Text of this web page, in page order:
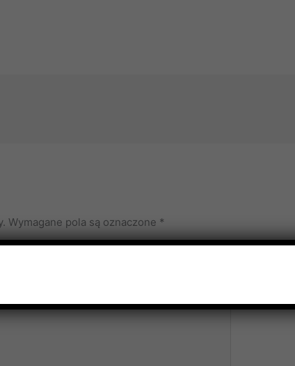
Wymagane pola są oznaczone *